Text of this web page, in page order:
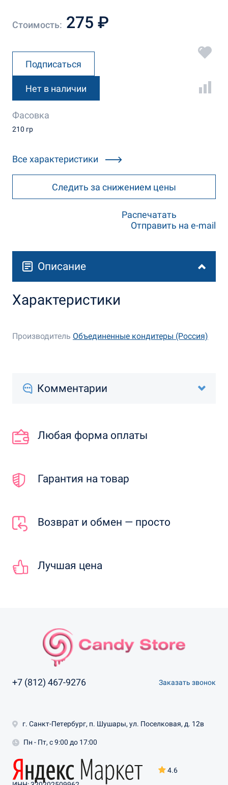
Стоимость: 275 ₽
Подписаться
Нет в наличии
Фасовка
210 гр
Все характеристики
Следить за снижением цены
Распечатать
Отправить на e-mail
Описание
Характеристики
Производитель Объединенные кондитеры (Россия)
Комментарии
Любая форма оплаты
Гарантия на товар
Возврат и обмен — просто
Лучшая цена
+7 (812) 467-9276 Заказать звонок
4.6
г. Санкт-Петербург, п. Шушары, ул. Поселковая, д. 12в
Пн - Пт, с 9:00 до 17:00